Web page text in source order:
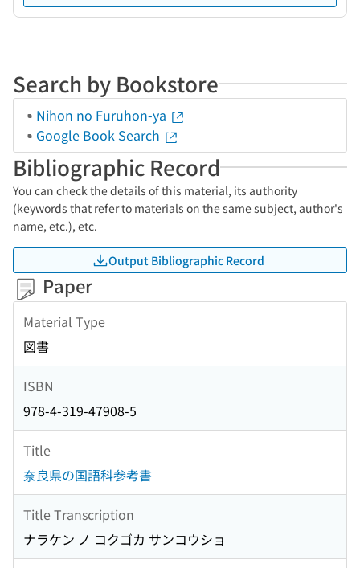
Search by Bookstore
Nihon no Furuhon-ya
Google Book Search
Bibliographic Record
You can check the details of this material, its authority
(keywords that refer to materials on the same subject, author's
name, etc.), etc.
Output Bibliographic Record
Paper
Material Type
図書
ISBN
978-4-319-47908-5
Title
奈良県の国語科参考書
Title Transcription
ナラケン ノ コクゴカ サンコウショ